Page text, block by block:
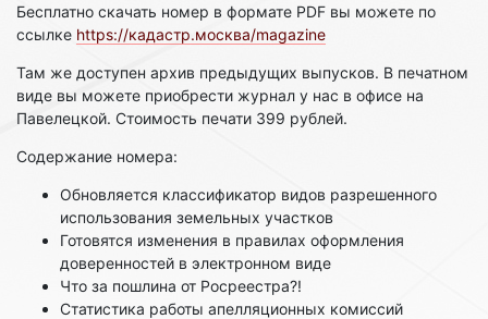
Бесплатно скачать номер в формате PDF вы можете по
ссылке https://кадастр.москва/magazine
Там же доступен архив предыдущих выпусков. В печатном
виде вы можете приобрести журнал у нас в офисе на
Павелецкой. Стоимость печати 399 рублей.
Содержание номера:
Обновляется классификатор видов разрешенного
использования земельных участков
Готовятся изменения в правилах оформления
доверенностей в электронном виде
Что за пошлина от Росреестра?!
Статистика работы апелляционных комиссий